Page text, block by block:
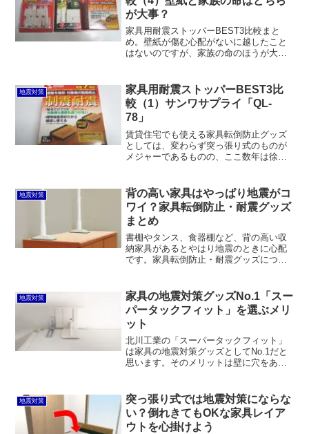
が大事？
家具用耐震ストッパーBEST3比較まと
め。壁紙が傷む心配がないに越したこと
はないのですが、家族の命のほうが大事
なおｋさつ壁紙の損傷の心配が少ないと
思います。
地震対策
家具用耐震ストッパーBEST3比
較（1）サンワサプライ「QL-
78」
賃貸住宅でも使える家具転倒防止グッズ
としては、変わらず突っ張り式のものが
メジャーであるものの、ここ数年は徐々
かではないものの、2000年以前からあり
ました。耐震ジェルマ...
地震対策
背の高い家具はやっぱり地震がコ
ワイ？家具転倒防止・耐震グッズ
まとめ
書棚やタンス、食器棚など、背の高い収
納家具があるとやはり地震のときに心配
です。家具転倒防止・耐震グッズについ
方式がありますが、個人的には北川工業
のスーパータックフィットTF-Mが賃貸住
宅でも使えてオススメです。
地震対策
家具の地震対策グッズNo.1「スー
パータックフィット」を選ぶメリ
ット
北川工業の「スーパータックフィット」
は家具の地震対策グッズとしてNo.1だと
思います。そのメリットは壁に穴をあけ
損傷しない、賃貸住宅でも使える、おま
けに目立たないといったところでしょ
う。
地震対策
突っ張り式では地震対策にならな
い？倒れきてもOKな家具レイア
ウトを心掛けよう